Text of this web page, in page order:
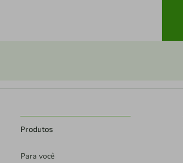
Produtos
Para você